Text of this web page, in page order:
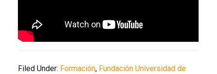
Filed Under: Formación, Fundación Universidad de